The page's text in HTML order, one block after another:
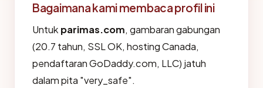
Bagaimana kami membaca profil ini
Untuk parimas.com, gambaran gabungan
(20.7 tahun, SSL OK, hosting Canada,
pendaftaran GoDaddy.com, LLC) jatuh
dalam pita "very_safe".